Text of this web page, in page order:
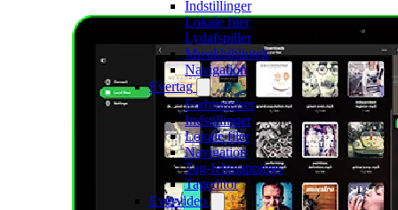
Indstillinger
Lokale filer
Lydafspiller
Musikbibliotek
Navigation
Evertag
Forbindelser
Indstillinger
Lokale filer
Navigation
Tag-feltmappings
Tageditor
Evervideo